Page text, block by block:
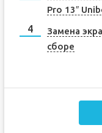
Pro 13″
Замена
сборе